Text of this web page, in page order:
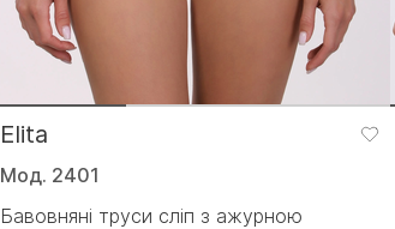
Elita
Мод. 2401
Бавовняні труси сліп з ажурною